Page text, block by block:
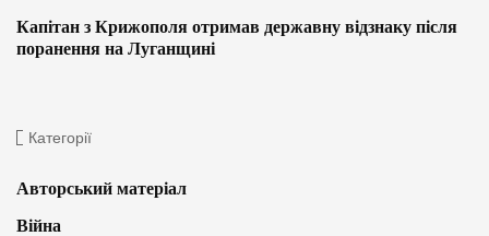
Капітан з Крижополя отримав державну відзнаку після
поранення на Луганщині
Категорії
Авторський матеріал
Війна